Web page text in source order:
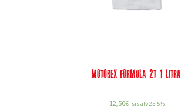
Motorex Formula 2T 1 Litra
12,50€ sis alv 25.5%